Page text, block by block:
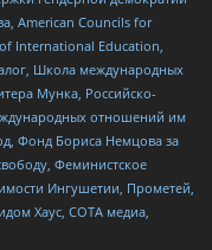
American Councils for
International Education,
Школа международных
Мунка, Российско-
отношений им
Фонд Бориса Немцова за
Феминистское
Ингушетии, Прометей,
Хаус, СОТА медиа,